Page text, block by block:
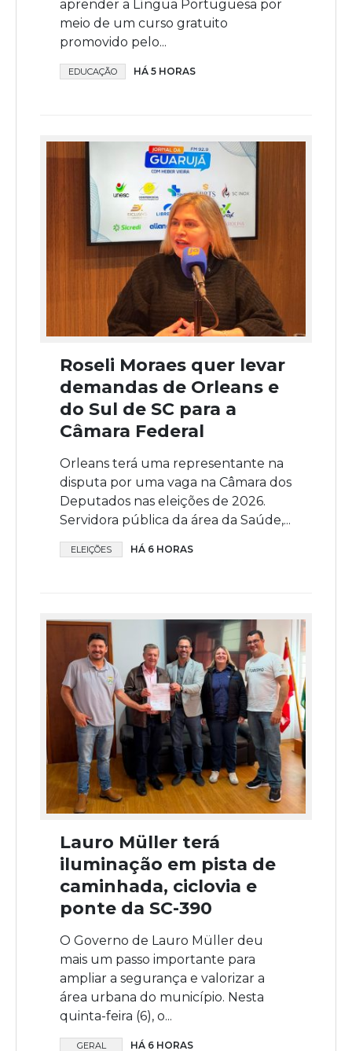
aprender a Língua Portuguesa por
meio de um curso gratuito
promovido pelo...
EDUCAÇÃO HÁ 5 HORAS
Roseli Moraes quer levar
demandas de Orleans e
do Sul de SC para a
Câmara Federal
Orleans terá uma representante na
disputa por uma vaga na Câmara dos
Deputados nas eleições de 2026.
Servidora pública da área da Saúde,...
ELEIÇÕES HÁ 6 HORAS
Lauro Müller terá
iluminação em pista de
caminhada, ciclovia e
ponte da SC-390
O Governo de Lauro Müller deu
mais um passo importante para
ampliar a segurança e valorizar a
área urbana do município. Nesta
quinta-feira (6), o...
GERAL HÁ 6 HORAS